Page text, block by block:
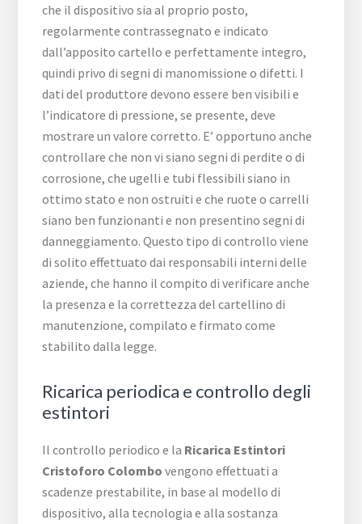
che il dispositivo sia al proprio posto,
regolarmente contrassegnato e indicato
dall’apposito cartello e perfettamente integro,
quindi privo di segni di manomissione o difetti. I
dati del produttore devono essere ben visibili e
l’indicatore di pressione, se presente, deve
mostrare un valore corretto. E’ opportuno anche
controllare che non vi siano segni di perdite o di
corrosione, che ugelli e tubi flessibili siano in
ottimo stato e non ostruiti e che ruote o carrelli
siano ben funzionanti e non presentino segni di
danneggiamento. Questo tipo di controllo viene
di solito effettuato dai responsabili interni delle
aziende, che hanno il compito di verificare anche
la presenza e la correttezza del cartellino di
manutenzione, compilato e firmato come
stabilito dalla legge.
Ricarica periodica e controllo degli
estintori
Il controllo periodico e la Ricarica Estintori
Cristoforo Colombo vengono effettuati a
scadenze prestabilite, in base al modello di
dispositivo, alla tecnologia e alla sostanza